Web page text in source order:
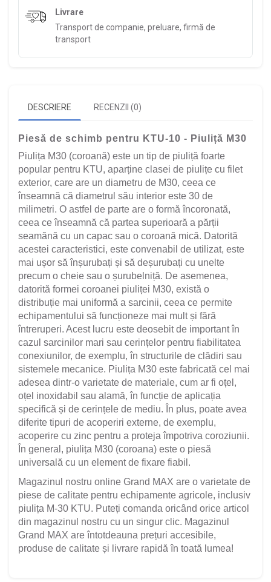
Livrare
Transport de companie, preluare, firmă de
transport
DESCRIERE RECENZII (0)
Piesă de schimb pentru KTU-10 - Piuliță M30
Piulița M30 (coroană) este un tip de piuliță foarte
popular pentru KTU, aparține clasei de piulițe cu filet
exterior, care are un diametru de M30, ceea ce
înseamnă că diametrul său interior este 30 de
milimetri. O astfel de parte are o formă încoronată,
ceea ce înseamnă că partea superioară a părții
seamănă cu un capac sau o coroană mică. Datorită
acestei caracteristici, este convenabil de utilizat, este
mai ușor să înșurubați și să deșurubați cu unelte
precum o cheie sau o șurubelniță. De asemenea,
datorită formei coroanei piuliței M30, există o
distribuție mai uniformă a sarcinii, ceea ce permite
echipamentului să funcționeze mai mult și fără
întreruperi. Acest lucru este deosebit de important în
cazul sarcinilor mari sau cerințelor pentru fiabilitatea
conexiunilor, de exemplu, în structurile de clădiri sau
sistemele mecanice. Piulița M30 este fabricată cel mai
adesea dintr-o varietate de materiale, cum ar fi oțel,
oțel inoxidabil sau alamă, în funcție de aplicația
specifică și de cerințele de mediu. În plus, poate avea
diferite tipuri de acoperiri externe, de exemplu,
acoperire cu zinc pentru a proteja împotriva coroziunii.
În general, piulița M30 (coroana) este o piesă
universală cu un element de fixare fiabil.
Magazinul nostru online Grand MAX are o varietate de
piese de calitate pentru echipamente agricole, inclusiv
piulița M-30 KTU. Puteți comanda oricând orice articol
din magazinul nostru cu un singur clic. Magazinul
Grand MAX are întotdeauna prețuri accesibile,
produse de calitate și livrare rapidă în toată lumea!